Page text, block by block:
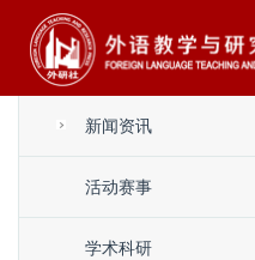
新闻资讯
活动赛事
学术科研